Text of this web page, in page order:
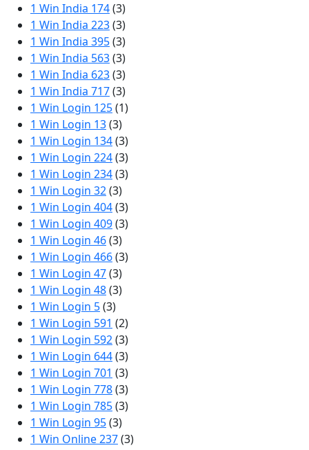
1 Win India 174(3)
1 Win India 223(3)
1 Win India 395(3)
1 Win India 563(3)
1 Win India 623(3)
1 Win India 717(3)
1 Win Login 125(1)
1 Win Login 13(3)
1 Win Login 134(3)
1 Win Login 224(3)
1 Win Login 234(3)
1 Win Login 32(3)
1 Win Login 404(3)
1 Win Login 409(3)
1 Win Login 46(3)
1 Win Login 466(3)
1 Win Login 47(3)
1 Win Login 48(3)
1 Win Login 5(3)
1 Win Login 591 (2)
1 Win Login 592(3)
1 Win Login 644(3)
1 Win Login 701 (3)
1 Win Login 778(3)
1 Win Login 785(3)
1 Win Login 95(3)
1 Win Online 237(3)